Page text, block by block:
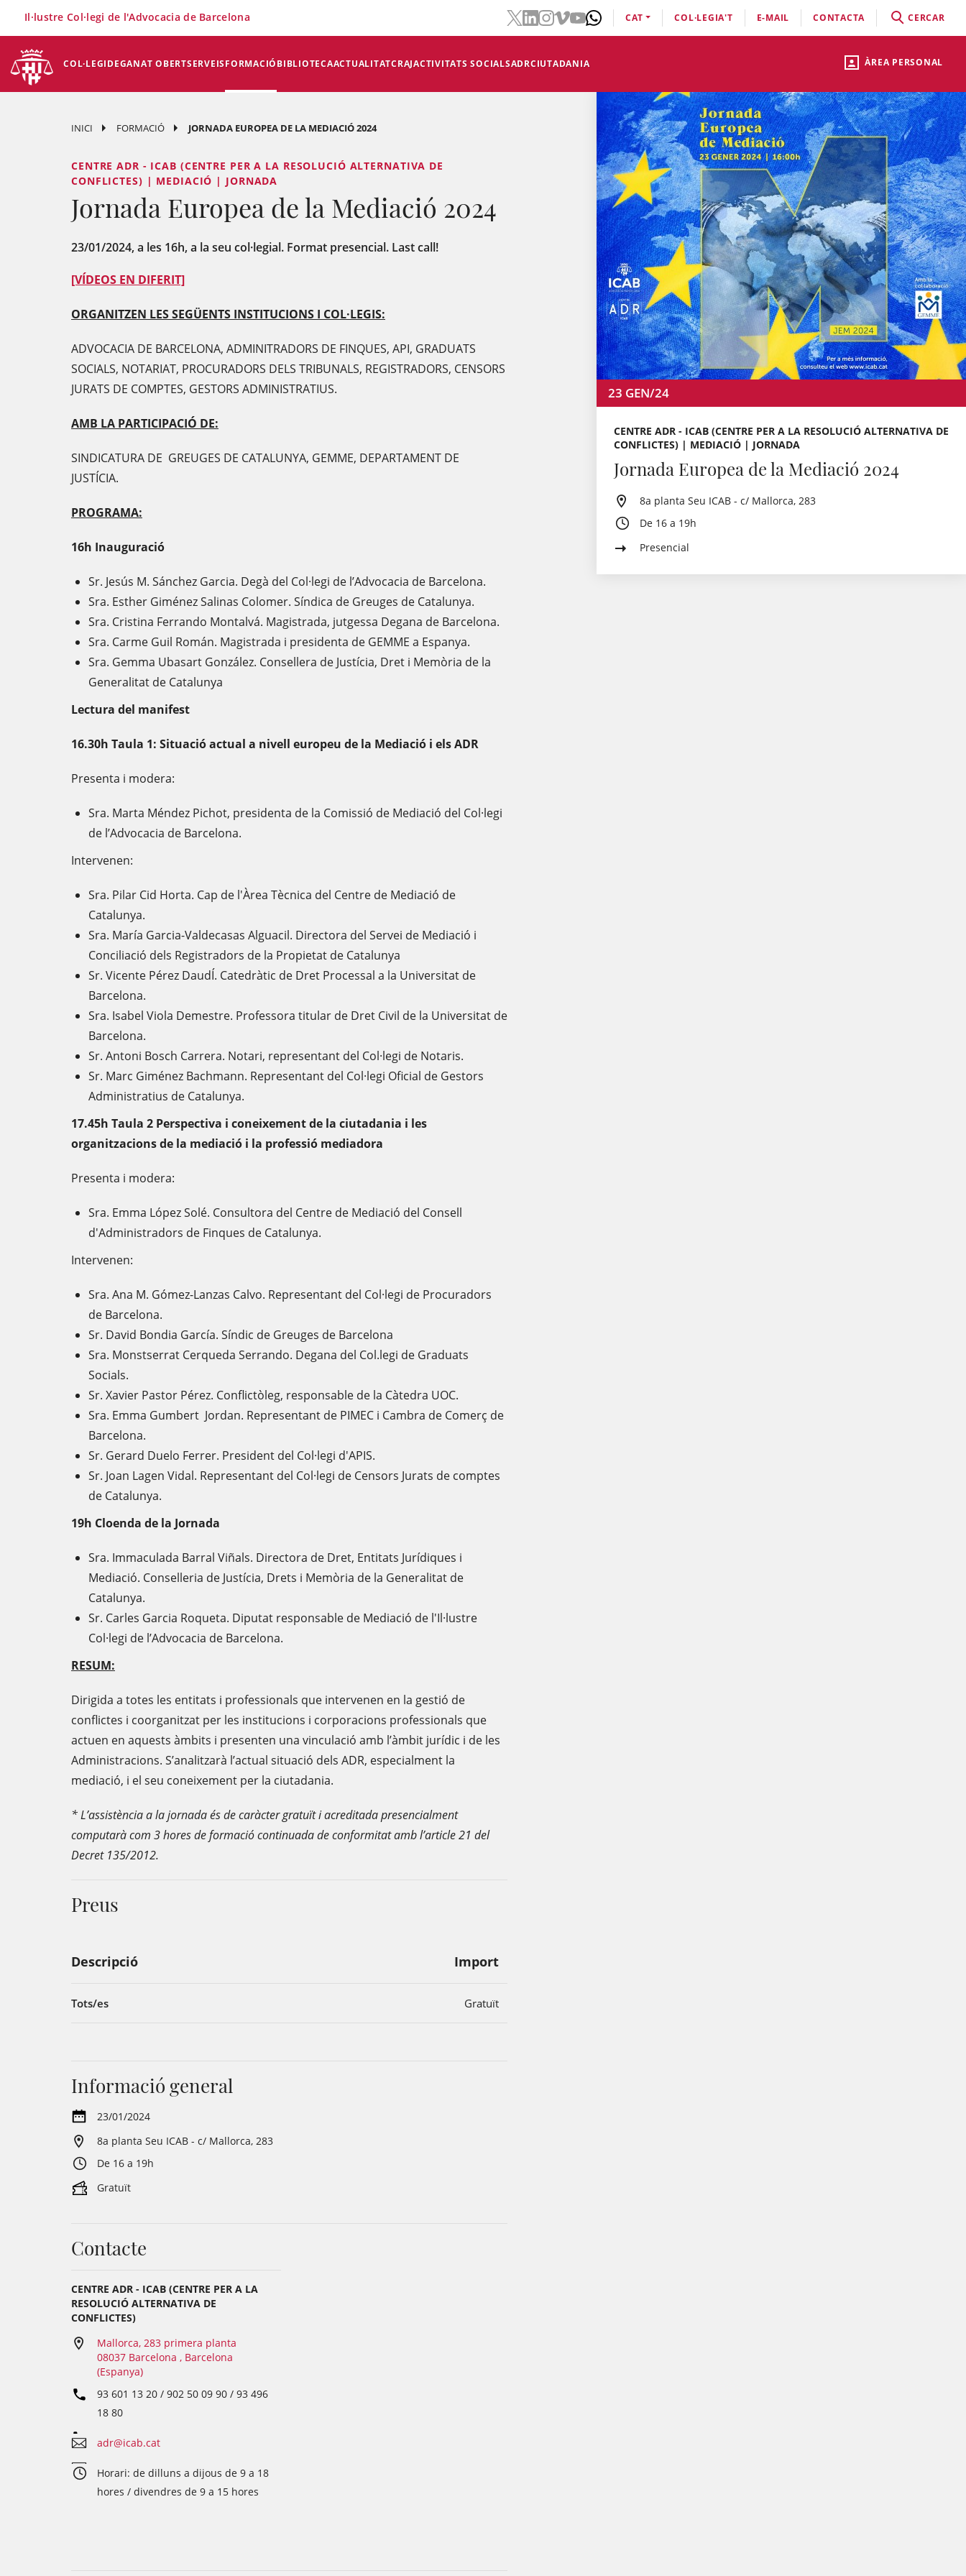
ÀREA PERSONAL
COL·LEGIDEGANAT OBERTSERVEISFORMACIÓBIBLIOTECAACTUALITATCRAJACTIVITATS SOCIALSADRCIUTADANIA
Il·lustre Col·legi de l'Advocacia de Barcelona CAT COL·LEGIA'T E-MAIL CONTACTA CERCAR
INICI FORMACIÓ JORNADA EUROPEA DE LA MEDIACIÓ 2024
CENTRE ADR - ICAB (CENTRE PER A LA RESOLUCIÓ ALTERNATIVA DE
CONFLICTES) | MEDIACIÓ | JORNADA
Jornada Europea de la Mediació 2024
23/01/2024, a les 16h, a la seu col·legial. Format presencial. Last call!
[VÍDEOS EN DIFERIT]
ORGANITZEN LES SEGÜENTS INSTITUCIONS I COL·LEGIS:
ADVOCACIA DE BARCELONA, ADMINITRADORS DE FINQUES, API, GRADUATS
SOCIALS, NOTARIAT, PROCURADORS DELS TRIBUNALS, REGISTRADORS, CENSORS
JURATS DE COMPTES, GESTORS ADMINISTRATIUS.
AMB LA PARTICIPACIÓ DE:
SINDICATURA DE GREUGES DE CATALUNYA, GEMME, DEPARTAMENT DE
JUSTÍCIA.
PROGRAMA:
16h Inauguració
Sr. Jesús M. Sánchez Garcia. Degà del Col·legi de l’Advocacia de Barcelona.
Sra. Esther Giménez Salinas Colomer. Síndica de Greuges de Catalunya.
Sra. Cristina Ferrando Montalvá. Magistrada, jutgessa Degana de Barcelona.
Sra. Carme Guil Román. Magistrada i presidenta de GEMME a Espanya.
Sra. Gemma Ubasart González. Consellera de Justícia, Dret i Memòria de la
Generalitat de Catalunya
Lectura del manifest
16.30h Taula 1: Situació actual a nivell europeu de la Mediació i els ADR
Presenta i modera:
Sra. Marta Méndez Pichot, presidenta de la Comissió de Mediació del Col·legi
de l’Advocacia de Barcelona.
Intervenen:
Sra. Pilar Cid Horta. Cap de l'Àrea Tècnica del Centre de Mediació de
Catalunya.
Sra. María Garcia-Valdecasas Alguacil. Directora del Servei de Mediació i
Conciliació dels Registradors de la Propietat de Catalunya
Sr. Vicente Pérez DaudÍ. Catedràtic de Dret Processal a la Universitat de
Barcelona.
Sra. Isabel Viola Demestre. Professora titular de Dret Civil de la Universitat de
Barcelona.
Sr. Antoni Bosch Carrera. Notari, representant del Col·legi de Notaris.
Sr. Marc Giménez Bachmann. Representant del Col·legi Oficial de Gestors
Administratius de Catalunya.
17.45h Taula 2 Perspectiva i coneixement de la ciutadania i les
organitzacions de la mediació i la professió mediadora
Presenta i modera:
Sra. Emma López Solé. Consultora del Centre de Mediació del Consell
d'Administradors de Finques de Catalunya.
Intervenen:
Sra. Ana M. Gómez-Lanzas Calvo. Representant del Col·legi de Procuradors
de Barcelona.
Sr. David Bondia García. Síndic de Greuges de Barcelona
Sra. Monstserrat Cerqueda Serrando. Degana del Col.legi de Graduats
Socials.
Sr. Xavier Pastor Pérez. Conflictòleg, responsable de la Càtedra UOC.
Sra. Emma Gumbert Jordan. Representant de PIMEC i Cambra de Comerç de
Barcelona.
Sr. Gerard Duelo Ferrer. President del Col·legi d'APIS.
Sr. Joan Lagen Vidal. Representant del Col·legi de Censors Jurats de comptes
de Catalunya.
19h Cloenda de la Jornada
Sra. Immaculada Barral Viñals. Directora de Dret, Entitats Jurídiques i
Mediació. Conselleria de Justícia, Drets i Memòria de la Generalitat de
Catalunya.
Sr. Carles Garcia Roqueta. Diputat responsable de Mediació de l'Il·lustre
Col·legi de l’Advocacia de Barcelona.
RESUM:
Dirigida a totes les entitats i professionals que intervenen en la gestió de
conflictes i coorganitzat per les institucions i corporacions professionals que
actuen en aquests àmbits i presenten una vinculació amb l’àmbit jurídic i de les
Administracions. S’analitzarà l’actual situació dels ADR, especialment la
mediació, i el seu coneixement per la ciutadania.
* L’assistència a la jornada és de caràcter gratuït i acreditada presencialment
computarà com 3 hores de formació continuada de conformitat amb l’article 21 del
Decret 135/2012.
Preus
Descripció Import
Tots/es Gratuït
23 GEN/24
CENTRE ADR - ICAB (CENTRE PER A LA RESOLUCIÓ ALTERNATIVA DE
CONFLICTES) | MEDIACIÓ | JORNADA
Jornada Europea de la Mediació 2024
8a planta Seu ICAB - c/ Mallorca, 283
De 16 a 19h
Presencial
Informació general
23/01/2024
8a planta Seu ICAB - c/ Mallorca, 283
De 16 a 19h
Gratuït
Contacte
CENTRE ADR - ICAB (CENTRE PER A LA
RESOLUCIÓ ALTERNATIVA DE
CONFLICTES)
Mallorca, 283 primera planta
08037 Barcelona , Barcelona
(Espanya)
93 601 13 20 / 902 50 09 90 / 93 496
18 80
adr@icab.cat
Horari: de dilluns a dijous de 9 a 18
hores / divendres de 9 a 15 hores